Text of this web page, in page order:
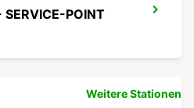
SERVICE-POINT
Weitere Stationen